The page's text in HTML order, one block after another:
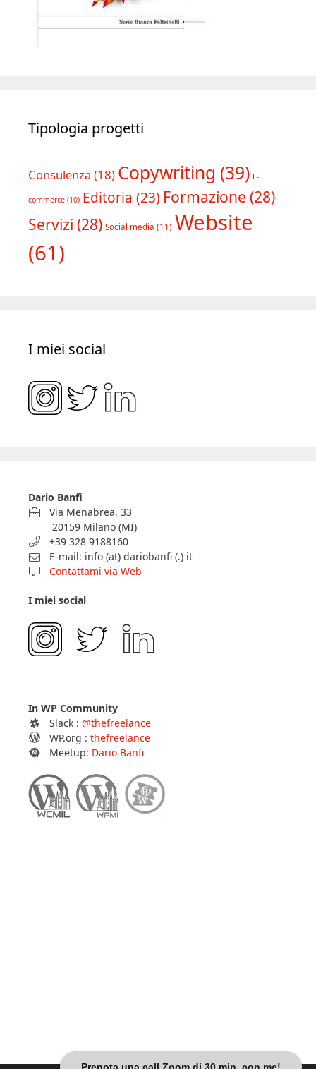
Tipologia progetti
Consulenza (18) Copywriting (39) E-
commerce (10) Editoria (23) Formazione (28)
Servizi (28) Social media (11) Website
(61)
I miei social
Dario Banfi
Via Menabrea, 33
20159 Milano (MI)
+39 328 9188160
E-mail: info (at) dariobanfi (.) it
Contattami via Web
I miei social
In WP Community
Slack : @thefreelance
WP.org : thefreelance
Meetup: Dario Banfi